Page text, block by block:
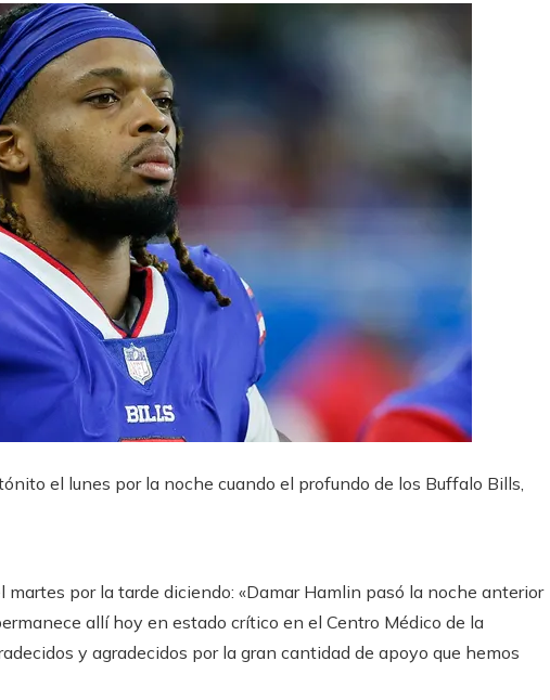
el lunes por la noche cuando el profundo de los Buffalo Bills,
por la tarde diciendo: «Damar Hamlin pasó la noche anterior
allí hoy en estado crítico en el Centro Médico de la
y agradecidos por la gran cantidad de apoyo que hemos